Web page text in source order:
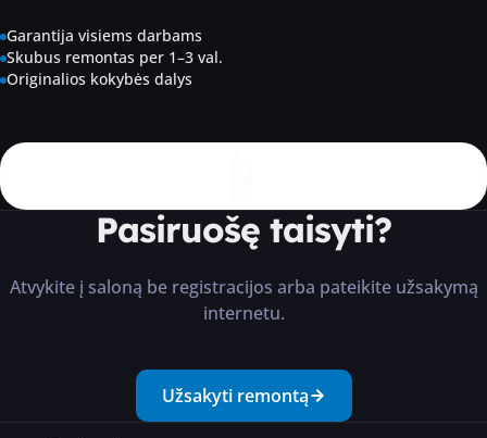
Garantija visiems darbams
Skubus remontas per 1–3 val.
Originalios kokybės dalys
Pasiruošę taisyti?
Atvykite į saloną be registracijos arba pateikite užsakymą
internetu.
Užsakyti remontą